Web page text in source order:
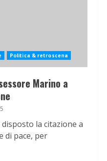
Politica & retroscena
Marino a
la citazione a
di pace, per